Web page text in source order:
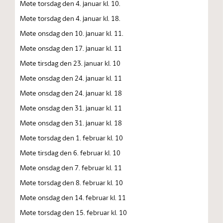
Møte torsdag den 4. januar kl. 10.
Møte torsdag den 4. januar kl. 18.
Møte onsdag den 10. januar kl. 11.
Møte onsdag den 17. januar kl. 11
Møte tirsdag den 23. januar kl. 10
Møte onsdag den 24. januar kl. 11
Møte onsdag den 24. januar kl. 18
Møte onsdag den 31. januar kl. 11
Møte onsdag den 31. januar kl. 18
Møte torsdag den 1. februar kl. 10
Møte tirsdag den 6. februar kl. 10
Møte onsdag den 7. februar kl. 11
Møte torsdag den 8. februar kl. 10
Møte onsdag den 14. februar kl. 11
Møte torsdag den 15. februar kl. 10